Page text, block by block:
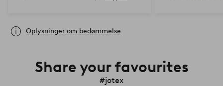
Oplysninger om bedømmelse
Share your favourites
#jotex